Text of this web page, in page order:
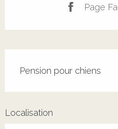
Page
Pension pour chiens
Localisation